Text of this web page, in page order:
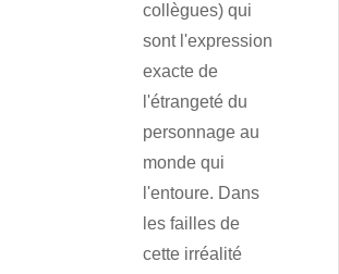
collègues) qui
sont l'expression
exacte de
l'étrangeté du
personnage au
monde qui
l'entoure. Dans
les failles de
cette irréalité